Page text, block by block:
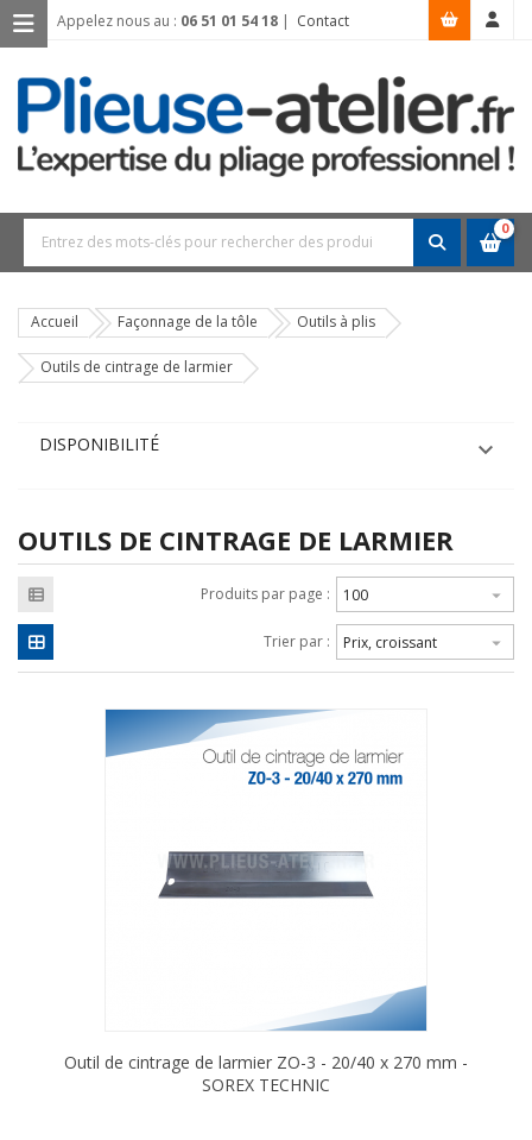
Appelez nous au : 06 51 01 54 18 | Contact
0
Accueil Façonnage de la tôle Outils à plis
Outils de cintrage de larmier
DISPONIBILITÉ 
OUTILS DE CINTRAGE DE LARMIER
Produits par page : 100 
Trier par : Prix, croissant 
Outil de cintrage de larmier ZO-3 - 20/40 x 270 mm -
SOREX TECHNIC